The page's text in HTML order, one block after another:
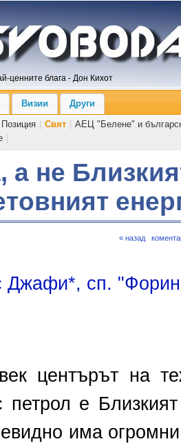
ценните блага - Дон Кихот
Визии
Други
Позиция Свят
АЕЦ "Белене" и
а не
« назад
сп. "Форин
центърът на
петрол е
има